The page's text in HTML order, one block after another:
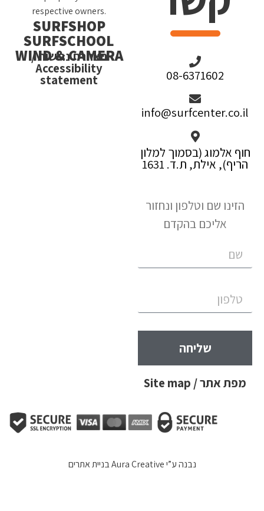
08-6371602
info@surfcenter.co.il
חוף אלמוג (בסמוך למלון
הריף), אילת, ת.ד. 1631
הזינו שם וטלפון ונחזור
אליכם בהקדם
שליחה
מפת אתר / Site map
respective owners.
SURFSHOP
SURFSCHOOL
WIND & CAMERA
הצהרת נגישות /
Accessibility
statement
נבנה ע”יAura Creative בניית אתרים